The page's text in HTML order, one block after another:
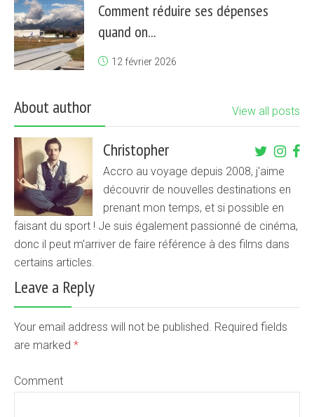
Comment réduire ses dépenses
quand on...
12 février 2026
About author View all posts
Christopher
Accro au voyage depuis 2008, j'aime
découvrir de nouvelles destinations en
prenant mon temps, et si possible en
faisant du sport ! Je suis également passionné de cinéma,
donc il peut m'arriver de faire référence à des films dans
certains articles.
Leave a Reply
Your email address will not be published. Required fields
are marked *
Comment